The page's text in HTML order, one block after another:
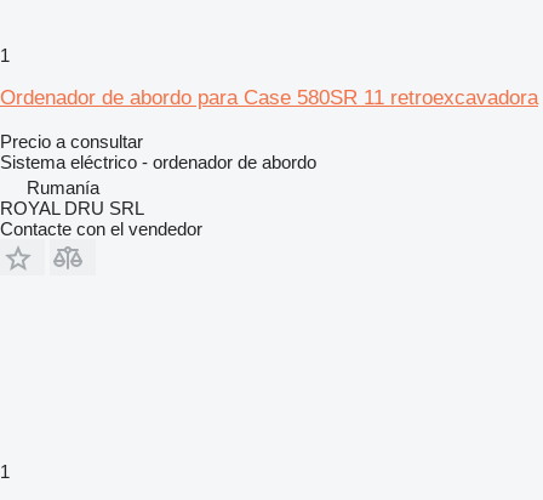
1
Ordenador de abordo para Case 580SR 11 retroexcavadora
Precio a consultar
Sistema eléctrico - ordenador de abordo
Rumanía
ROYAL DRU SRL
Contacte con el vendedor
1